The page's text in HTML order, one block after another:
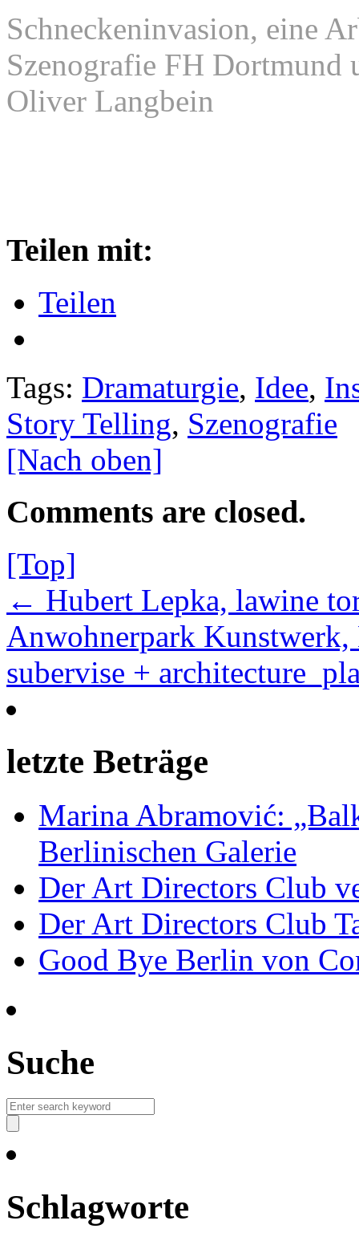
Schneckeninvasion, eine
Szenografie FH
Oliver Langbein
Teilen mit:
Teilen
Tags: Dramaturgie, Idee,
Story Telling, Szenografie
[Nach oben]
Comments are closed.
[Top]
← Hubert Lepka, lawine
Anwohnerpark
subervise +
letzte Beträge
Marina Abramović:
Berlinischen Galerie
Der Art Directors Club
Der Art Directors Club
Good Bye Berlin von
Suche
Schlagworte